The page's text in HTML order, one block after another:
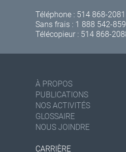
Téléphone : 514 868-2081
Sans frais : 1 888 542-
Télécopieur : 514 868-
À PROPOS
PUBLICATIONS
NOS ACTIVITÉS
GLOSSAIRE
NOUS JOINDRE
CARRIÈRE